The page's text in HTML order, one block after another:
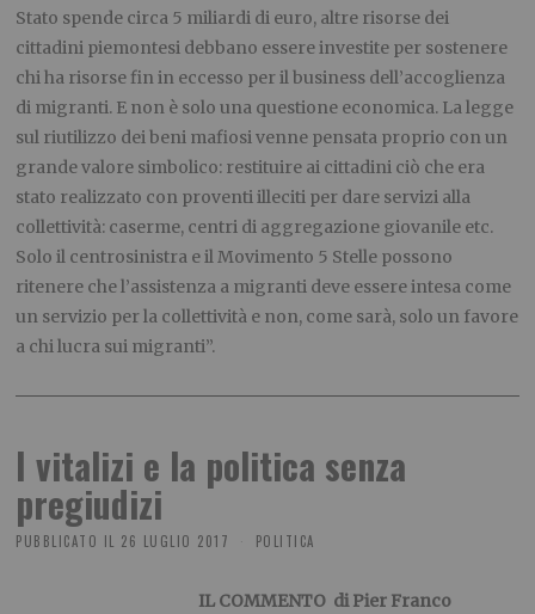
Stato spende circa 5 miliardi di euro, altre risorse dei
cittadini piemontesi debbano essere investite per sostenere
chi ha risorse fin in eccesso per il business dell’accoglienza
di migranti. E non è solo una questione economica. La legge
sul riutilizzo dei beni mafiosi venne pensata proprio con un
grande valore simbolico: restituire ai cittadini ciò che era
stato realizzato con proventi illeciti per dare servizi alla
collettività: caserme, centri di aggregazione giovanile etc.
Solo il centrosinistra e il Movimento 5 Stelle possono
ritenere che l’assistenza a migranti deve essere intesa come
un servizio per la collettività e non, come sarà, solo un favore
a chi lucra sui migranti”.
I vitalizi e la politica senza
pregiudizi
PUBBLICATO IL 26 LUGLIO 2017 POLITICA
IL COMMENTO di Pier Franco